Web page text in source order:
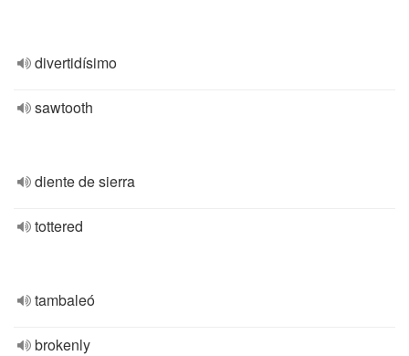
divertidísimo
sawtooth
diente de sierra
tottered
tambaleó
brokenly